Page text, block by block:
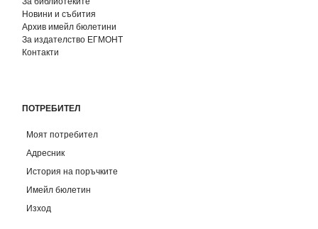
Новини и събития
Архив имейл бюлетини
За издателство ЕГМОНТ
Контакти
ПОТРЕБИТЕЛ
Моят потребител
Адресник
История на поръчките
Имейл бюлетин
Изход